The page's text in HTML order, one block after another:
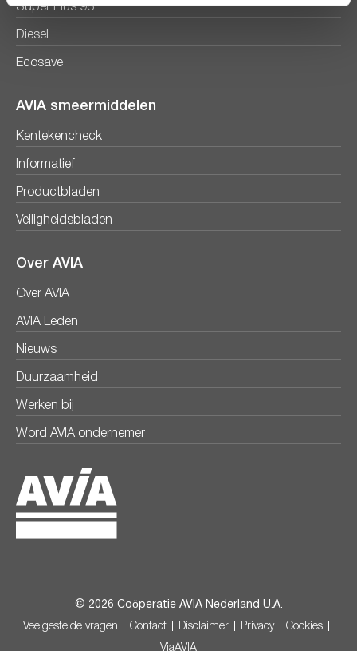
Super Plus 98
Diesel
Ecosave
AVIA smeermiddelen
Kentekencheck
Informatief
Productbladen
Veiligheidsbladen
Over AVIA
Over AVIA
AVIA Leden
Nieuws
Duurzaamheid
Werken bij
Word AVIA ondernemer
© 2026 Coöperatie AVIA Nederland U.A.
Veelgestelde vragen Contact Disclaimer Privacy Cookies
ViaAVIA